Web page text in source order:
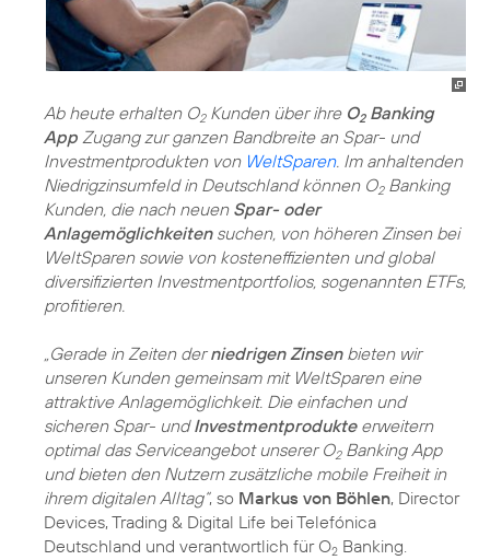
Ab heute erhalten O2Kunden über ihre O2Banking
App Zugang zur ganzen Bandbreite an Spar- und
Investmentprodukten von WeltSparen. Im anhaltenden
Niedrigzinsumfeld in Deutschland können O2Banking
Kunden, die nach neuen Spar- oder
Anlagemöglichkeitensuchen, von höheren Zinsen bei
WeltSparen sowie von kosteneffizienten und global
diversifizierten Investmentportfolios, sogenannten ETFs,
profitieren.
„Gerade in Zeiten derniedrigen Zinsenbieten wir
unseren Kunden gemeinsam mit WeltSparen eine
attraktive Anlagemöglichkeit. Die einfachen und
sicheren Spar- undInvestmentprodukte erweitern
optimal das Serviceangebot unserer O2Banking App
und bieten den Nutzern zusätzliche mobile Freiheit in
ihrem digitalen Alltag“, so Markus von Böhlen, Director
Devices, Trading & Digital Life bei Telefónica
Deutschland und verantwortlich für O2 Banking.